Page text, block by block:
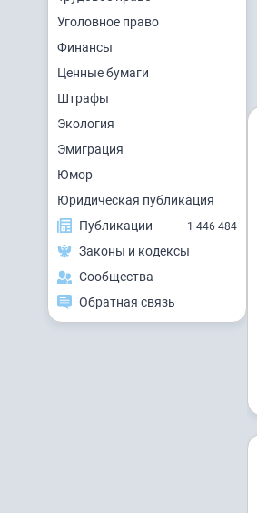
Уголовное право
Финансы
Ценные бумаги
Штрафы
Экология
Эмиграция
Юмор
Юридическая публикация
Публикации
1 446 484
Законы и кодексы
Сообщества
Обратная связь